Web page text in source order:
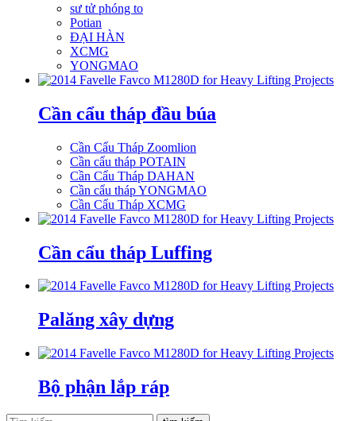
sư tử phóng to
Potian
ĐẠI HÀN
XCMG
YONGMAO
Cần cẩu tháp đầu búa
Cần Cẩu Tháp Zoomlion
Cần cẩu tháp POTAIN
Cần Cẩu Tháp DAHAN
Cần cẩu tháp YONGMAO
Cần Cẩu Tháp XCMG
Cần cẩu tháp Luffing
Palăng xây dựng
Bộ phận lắp ráp